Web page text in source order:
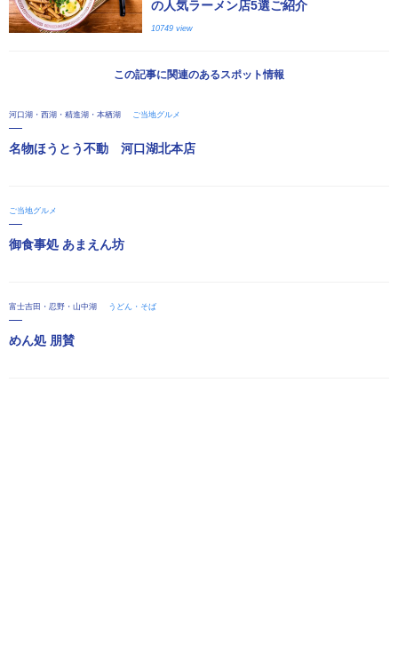
の人気ラーメン店5選ご紹介
10749 view
この記事に関連のあるスポット情報
河口湖・西湖・精進湖・本栖湖 ご当地グルメ
名物ほうとう不動 河口湖北本店
ご当地グルメ
御食事処 あまえん坊
富士吉田・忍野・山中湖 うどん・そば
めん処 朋賛